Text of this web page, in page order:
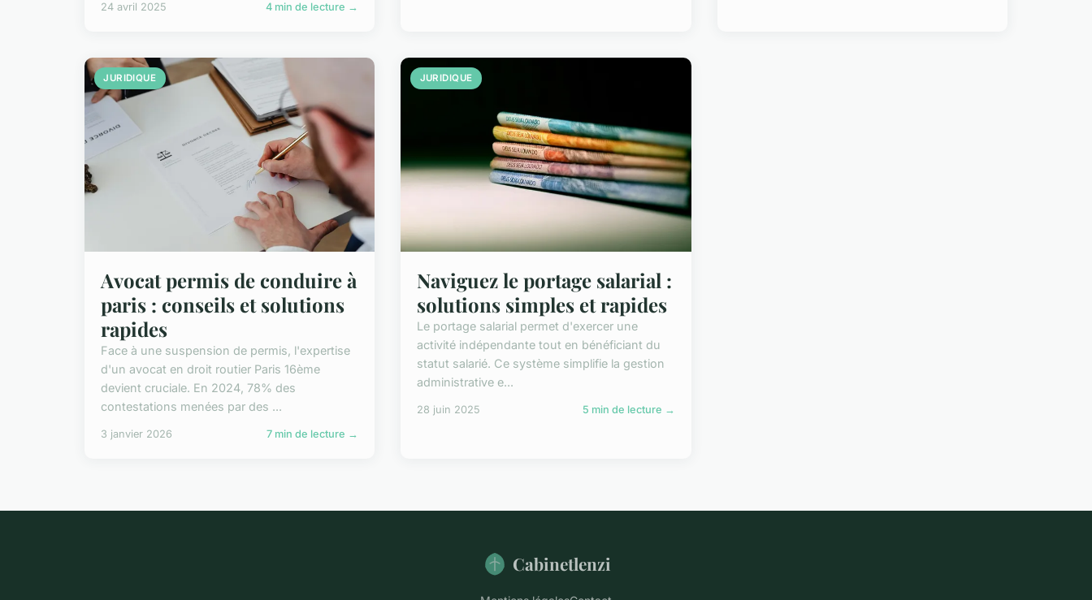
24 avril 2025 4 min de lecture →
JURIDIQUE
Avocat permis de conduire à
paris : conseils et solutions
rapides
Face à une suspension de permis, l'expertise
d'un avocat en droit routier Paris 16ème
devient cruciale. En 2024, 78% des
contestations menées par des ...
3 janvier 2026 7 min de lecture →
JURIDIQUE
Naviguez le portage salarial :
solutions simples et rapides
Le portage salarial permet d'exercer une
activité indépendante tout en bénéficiant du
statut salarié. Ce système simplifie la gestion
administrative e...
28 juin 2025 5 min de lecture →
Cabinetlenzi